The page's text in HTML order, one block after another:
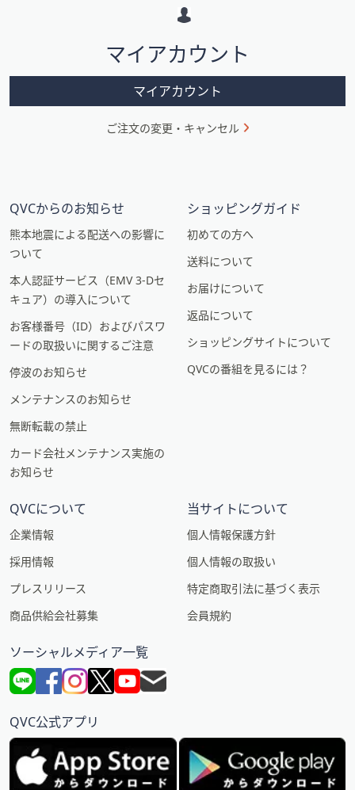
ン
マイアカウント
マイアカウント
ご注文の変更・キャンセル
QVCからのお知らせ
熊本地震による配送への影響に
ついて
本人認証サービス（EMV 3-Dセ
キュア）の導入について
お客様番号（ID）およびパスワ
ードの取扱いに関するご注意
停波のお知らせ
メンテナンスのお知らせ
無断転載の禁止
カード会社メンテナンス実施の
お知らせ
ショッピングガイド
初めての方へ
送料について
お届けについて
返品について
ショッピングサイトについて
QVCの番組を見るには？
QVCについて
企業情報
採用情報
プレスリリース
商品供給会社募集
当サイトについて
個人情報保護方針
個人情報の取扱い
特定商取引法に基づく表示
会員規約
ソーシャルメディア一覧
QVC公式アプリ